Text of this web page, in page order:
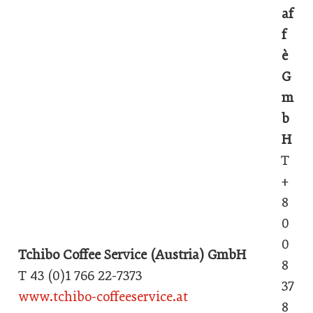
Tchibo Coffee Service (Austria) GmbH
T 43 (0)1 766 22-7373
www.tchibo-coffeeservice.at
af
f
è
G
m
b
H
T
+
8
0
0
8
37
8